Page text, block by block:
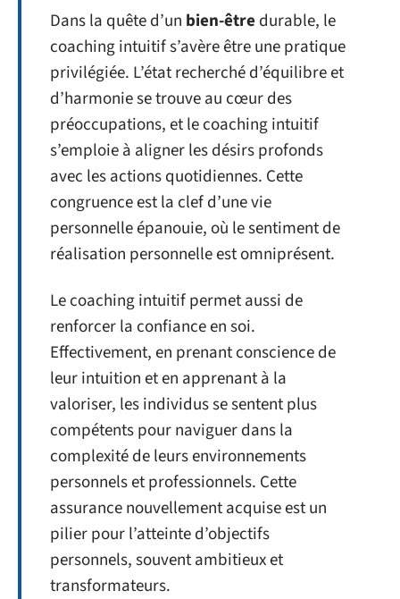
Dans la quête d’un bien-être durable, le
coaching intuitif s’avère être une pratique
privilégiée. L’état recherché d’équilibre et
d’harmonie se trouve au cœur des
préoccupations, et le coaching intuitif
s’emploie à aligner les désirs profonds
avec les actions quotidiennes. Cette
congruence est la clef d’une vie
personnelle épanouie, où le sentiment de
réalisation personnelle est omniprésent.
Le coaching intuitif permet aussi de
renforcer la confiance en soi.
Effectivement, en prenant conscience de
leur intuition et en apprenant à la
valoriser, les individus se sentent plus
compétents pour naviguer dans la
complexité de leurs environnements
personnels et professionnels. Cette
assurance nouvellement acquise est un
pilier pour l’atteinte d’objectifs
personnels, souvent ambitieux et
transformateurs.